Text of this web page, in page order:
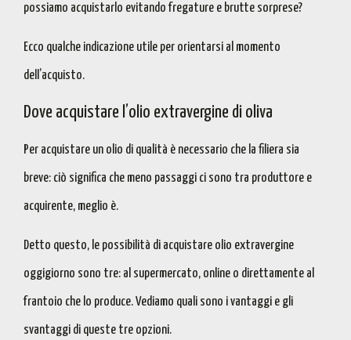
possiamo acquistarlo evitando fregature e brutte sorprese?
Ecco qualche indicazione utile per orientarsi al momento
dell’acquisto.
Dove acquistare l’olio extravergine di oliva
Per acquistare un olio di qualità è necessario che la filiera sia
breve: ciò significa che meno passaggi ci sono tra produttore e
acquirente, meglio è.
Detto questo, le possibilità di acquistare olio extravergine
oggigiorno sono tre: al supermercato, online o direttamente al
frantoio che lo produce. Vediamo quali sono i vantaggi e gli
svantaggi di queste tre opzioni.